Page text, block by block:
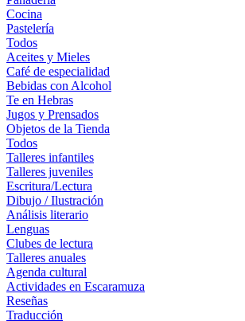
Cocina
Pastelería
Todos
Aceites y Mieles
Café de especialidad
Bebidas con Alcohol
Te en Hebras
Jugos y Prensados
Objetos de la Tienda
Todos
Talleres infantiles
Talleres juveniles
Escritura/Lectura
Dibujo / Ilustración
Análisis literario
Lenguas
Clubes de lectura
Talleres anuales
Agenda cultural
Actividades en Escaramuza
Reseñas
Traducción